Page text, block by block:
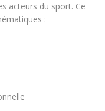
acteurs du sport. Ce
: